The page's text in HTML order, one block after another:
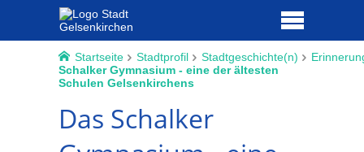
Startseite Stadtprofil Stadtgeschichte(n)
Schalker Gymnasium - eine der ältesten
Schulen Gelsenkirchens
Das Schalker